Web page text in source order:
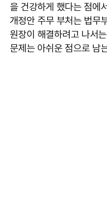
을 건강하게 했다는 점에
개정안 주무 부처는 법무
원장이 해결하려고 나서
문제는 아쉬운 점으로 남